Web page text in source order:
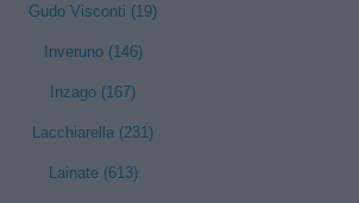
Gudo Visconti (19)
Inveruno (146)
Inzago (167)
Lacchiarella (231)
Lainate (613)